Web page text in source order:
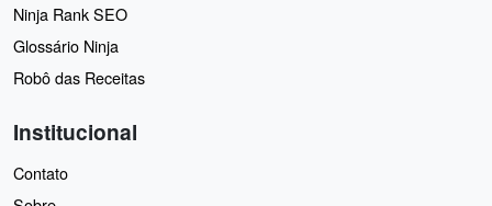
Ninja Rank SEO
Glossário Ninja
Robô das Receitas
Institucional
Contato